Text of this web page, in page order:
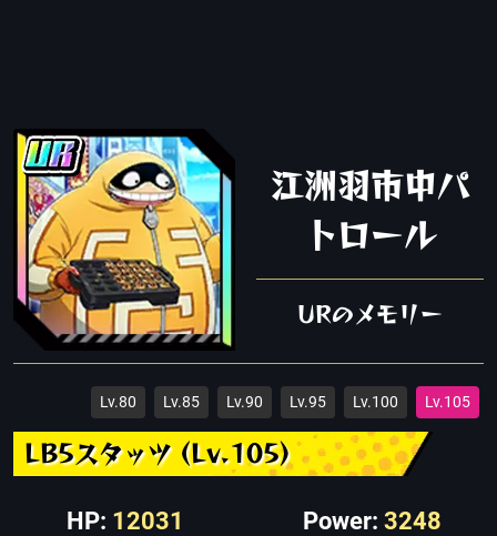
江洲羽市中パ
トロール
URのメモリー
Lv.80 Lv.85 Lv.90 Lv.95 Lv.100 Lv.105
LB5スタッツ (Lv.105)
HP: 12031 Power: 3248